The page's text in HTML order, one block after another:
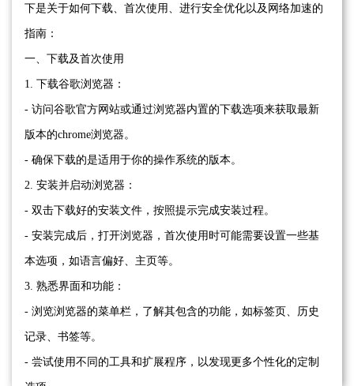
下是关于如何下载、首次使用、进行安全优化以及网络加速的
指南：
一、下载及首次使用
1. 下载谷歌浏览器：
- 访问谷歌官方网站或通过浏览器内置的下载选项来获取最新
版本的chrome浏览器。
- 确保下载的是适用于你的操作系统的版本。
2. 安装并启动浏览器：
- 双击下载好的安装文件，按照提示完成安装过程。
- 安装完成后，打开浏览器，首次使用时可能需要设置一些基
本选项，如语言偏好、主页等。
3. 熟悉界面和功能：
- 浏览浏览器的菜单栏，了解其包含的功能，如标签页、历史
记录、书签等。
- 尝试使用不同的工具和扩展程序，以发现更多个性化的定制